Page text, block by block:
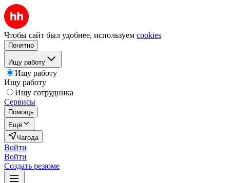
Чтобы сайт был удобнее, используем cookies
Понятно
Ищу работу
Ищу работу
Ищу работу
Ищу сотрудника
Сервисы
Помощь
Ещё
Чагода
Войти
Войти
Создать резюме